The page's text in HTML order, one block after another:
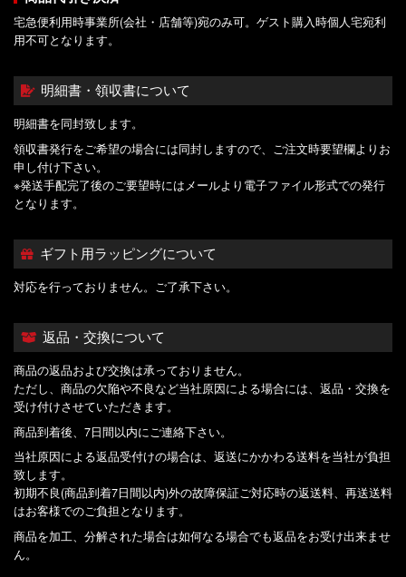
宅急便利用時事業所(会社・店舗等)宛のみ可。ゲスト購入時個人宅宛利
用不可となります。
明細書・領収書について
明細書を同封致します。
領収書発行をご希望の場合には同封しますので、ご注文時要望欄よりお
申し付け下さい。
※発送手配完了後のご要望時にはメールより電子ファイル形式での発行
となります。
ギフト用ラッピングについて
対応を行っておりません。ご了承下さい。
返品・交換について
商品の返品および交換は承っておりません。
ただし、商品の欠陥や不良など当社原因による場合には、返品・交換を
受け付けさせていただきます。
商品到着後、7日間以内にご連絡下さい。
当社原因による返品受付けの場合は、返送にかかわる送料を当社が負担
致します。
初期不良(商品到着7日間以内)外の故障保証ご対応時の返送料、再送送料
はお客様でのご負担となります。
商品を加工、分解された場合は如何なる場合でも返品をお受け出来ませ
ん。